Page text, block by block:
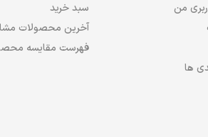
من
ها
سبد خرید
آخرین محصولات
فهرست مقایسه